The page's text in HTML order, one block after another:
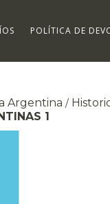
POLÍTICA DE
Argentina /
1